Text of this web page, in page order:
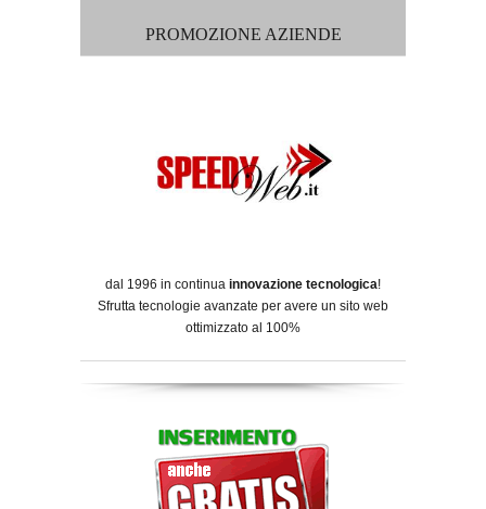
PROMOZIONE AZIENDE
dal 1996 in continua innovazione tecnologica!
Sfrutta tecnologie avanzate per avere un sito web
ottimizzato al 100%